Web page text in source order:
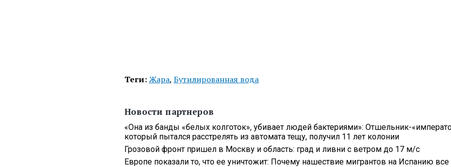
Теги:Жара, Бутилированная вода
Новости партнеров
«Она из банды «белых колготок», убивает людей бактериями»: Отшельник-
который пытался расстрелять из автомата тещу, получил 11 лет колонии
Грозовой фронт пришел в Москву и область: град и ливни с ветром до 17 м/с
Европе показали то, что ее уничтожит: Почему нашествие мигрантов на Испанию